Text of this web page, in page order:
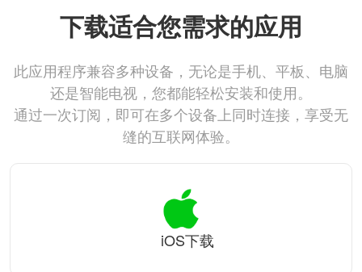
下载适合您需求的应用
此应用程序兼容多种设备，无论是手机、平板、电脑
还是智能电视，您都能轻松安装和使用。
通过一次订阅，即可在多个设备上同时连接，享受无
缝的互联网体验。
iOS下载